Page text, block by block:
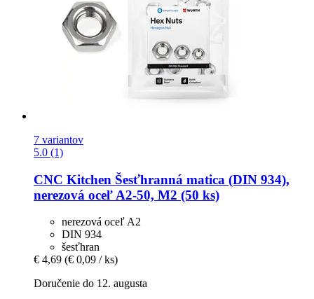
7 variantov
5.0 (1)
CNC Kitchen Šesťhranná matica (DIN 934),
nerezová oceľ A2-​50, M2 (50 ks)
nerezová oceľ A2
DIN 934
šesťhran
€ 4,69 (€ 0,09 / ks)
Doručenie do 12. augusta